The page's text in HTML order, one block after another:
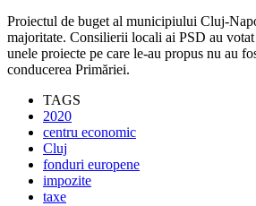
Proiectul de buget al municipiului Cluj-
majoritate. Consilierii locali ai PSD au
unele proiecte pe care le-au propus nu au
conducerea Primăriei.
TAGS
2020
centru economic
Cluj
fonduri europene
impozite
taxe